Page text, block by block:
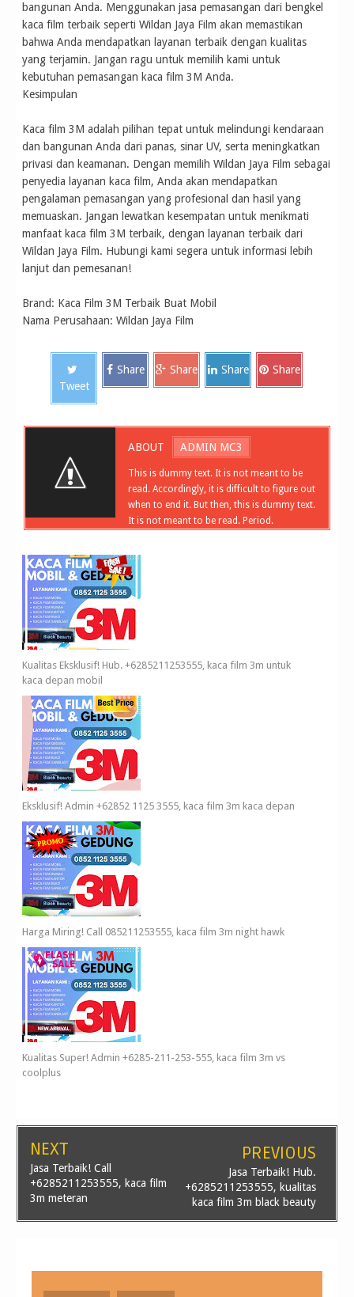
bangunan Anda. Menggunakan jasa pemasangan dari bengkel
kaca film terbaik seperti Wildan Jaya Film akan memastikan
bahwa Anda mendapatkan layanan terbaik dengan kualitas
yang terjamin. Jangan ragu untuk memilih kami untuk
kebutuhan pemasangan kaca film 3M Anda.
Kesimpulan
Kaca film 3M adalah pilihan tepat untuk melindungi kendaraan
dan bangunan Anda dari panas, sinar UV, serta meningkatkan
privasi dan keamanan. Dengan memilih Wildan Jaya Film sebagai
penyedia layanan kaca film, Anda akan mendapatkan
pengalaman pemasangan yang profesional dan hasil yang
memuaskan. Jangan lewatkan kesempatan untuk menikmati
manfaat kaca film 3M terbaik, dengan layanan terbaik dari
Wildan Jaya Film. Hubungi kami segera untuk informasi lebih
lanjut dan pemesanan!
Brand: Kaca Film 3M Terbaik Buat Mobil
Nama Perusahaan: Wildan Jaya Film
Tweet
Share Share Share Share
ABOUT ADMIN MC3
This is dummy text. It is not meant to be
read. Accordingly, it is difficult to figure out
when to end it. But then, this is dummy text.
It is not meant to be read. Period.
Kualitas Eksklusif! Hub. +6285211253555, kaca film 3m untuk
kaca depan mobil
Eksklusif! Admin +62852 1125 3555, kaca film 3m kaca depan
Harga Miring! Call 085211253555, kaca film 3m night hawk
Kualitas Super! Admin +6285-211-253-555, kaca film 3m vs
coolplus
NEXT
Jasa Terbaik! Call
+6285211253555, kaca film
3m meteran
PREVIOUS
Jasa Terbaik! Hub.
+6285211253555, kualitas
kaca film 3m black beauty